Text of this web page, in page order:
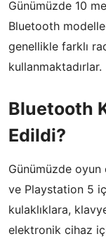
Günümüzde 10
Bluetooth
genellikle farklı
kullanmaktadırlar.
Bluetooth
Edildi?
Günümüzde oyun
ve Playstation 5
kulaklıklara,
elektronik cihaz